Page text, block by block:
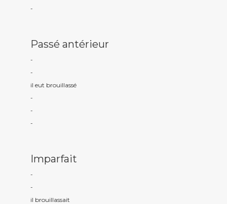
-
Passé antérieur
-
-
il eut brouillassé
-
-
-
Imparfait
-
-
il brouillassait